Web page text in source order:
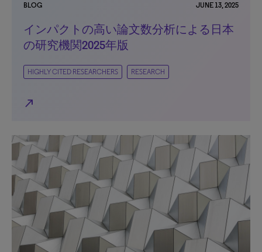
BLOG JUNE 13, 2025
インパクトの高い論文数分析による日本
の研究機関2025年版
HIGHLY CITED RESEARCHERS RESEARCH
north_east